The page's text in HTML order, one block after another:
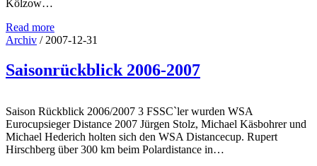
Kölzow…
Read more
Archiv / 2007-12-31
Saisonrückblick 2006-2007
Saison Rückblick 2006/2007 3 FSSC`ler wurden WSA
Eurocupsieger Distance 2007 Jürgen Stolz, Michael Käsbohrer und
Michael Hederich holten sich den WSA Distancecup. Rupert
Hirschberg über 300 km beim Polardistance in…